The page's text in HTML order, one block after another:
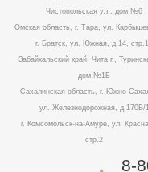
Чистопольская ул., дом №6
Омская область, г. Тара, ул.
г. Братск, ул. Южная, д.14,
Забайкальский край, Чита г.,
дом №1Б
Сахалинская область, г. Южно-
ул. Железнодорожная, д.170Б/1
г. Комсомольск-на-Амуре, ул.
стр.2
8-